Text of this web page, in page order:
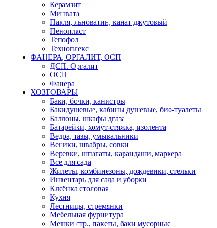
Керамзит
Минвата
Пакля, льноватин, канат джутовый
Пенопласт
Тепофол
Техноплекс
ФАНЕРА, ОРГАЛИТ, ОСП
ДСП. Оргалит
ОСП
Фанера
ХОЗТОВАРЫ
Баки, бочки, канистры
Бакидушевые, кабины душевые, био-туалеты
Баллоны, шкафы дгаза
Батарейки, хомут-стяжка, изолента
Ведра, тазы, умывальники
Веники, швабры, совки
Веревки, шпагаты, карандаши, маркера
Все для сада
Жилеты, комбинезоны, дождевики, стельки
Инвентарь для сада и уборки
Клеёнка столовая
Кухня
Лестницы, стремянки
Мебельная фурнитура
Мешки стр., пакеты, баки мусорные